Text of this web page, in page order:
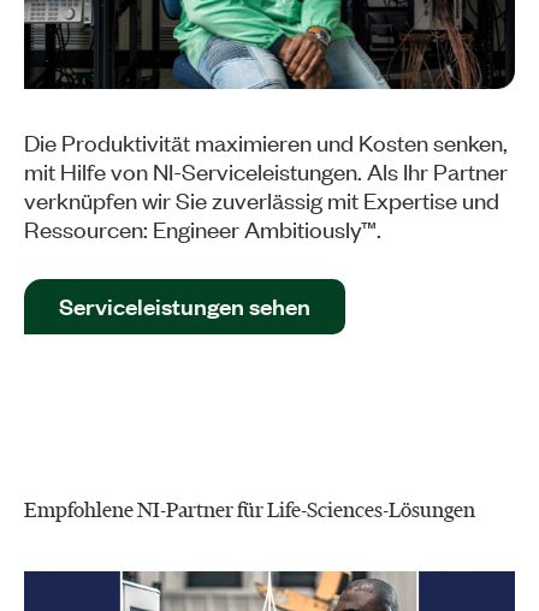
Die Produktivität maximieren und Kosten senken,
mit Hilfe von NI-Serviceleistungen. Als Ihr Partner
verknüpfen wir Sie zuverlässig mit Expertise und
Ressourcen: Engineer Ambitiously™.
Serviceleistungen sehen
Empfohlene NI-Partner für Life-Sciences-Lösungen